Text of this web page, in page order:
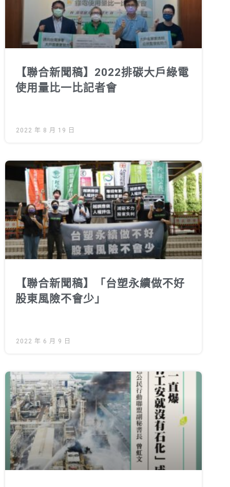
透明足跡
綠盟觀點
新聞稿及聲明
投書及專欄
出版及義賣品
捐款支持
徵才資訊
活動行事曆
活動紀錄
教育推廣申請
加入志工
【聯合新聞稿】2022排碳大戶綠電
使用量比一比記者會
2022 年 8 月 19 日
【聯合新聞稿】「台塑永續做不好
股東風險不會少」
2022 年 6 月 9 日